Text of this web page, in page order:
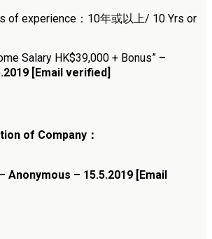
of experience：10年或以上/ 10 Yrs or
Salary HK$39,000 + Bonus” –
[Email verified]
of Company：
– Anonymous – 15.5.2019 [Email